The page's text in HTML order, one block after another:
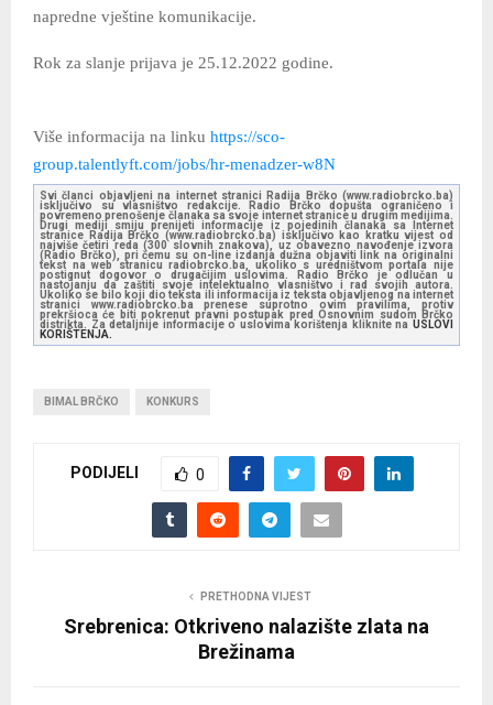
napredne vještine komunikacije.
Rok za slanje prijava je 25.12.2022 godine.
Više informacija na linku https://sco-
group.talentlyft.com/jobs/hr-menadzer-w8N
Svi članci objavljeni na internet stranici Radija Brčko (www.radiobrcko.ba)
isključivo su vlasništvo redakcije. Radio Brčko dopušta ograničeno i
povremeno prenošenje članaka sa svoje internet stranice u drugim medijima.
Drugi mediji smiju prenijeti informacije iz pojedinih članaka sa Internet
stranice Radija Brčko (www.radiobrcko.ba) isključivo kao kratku vijest od
najviše četiri reda (300 slovnih znakova), uz obavezno navođenje izvora
(Radio Brčko), pri čemu su on-line izdanja dužna objaviti link na originalni
tekst na web stranicu radiobrcko.ba, ukoliko s uredništvom portala nije
postignut dogovor o drugačijim uslovima. Radio Brčko je odlučan u
nastojanju da zaštiti svoje intelektualno vlasništvo i rad svojih autora.
Ukoliko se bilo koji dio teksta ili informacija iz teksta objavljenog na internet
stranici www.radiobrcko.ba prenese suprotno ovim pravilima, protiv
prekršioca će biti pokrenut pravni postupak pred Osnovnim sudom Brčko
distrikta. Za detaljnije informacije o uslovima korištenja kliknite na USLOVI
KORIŠTENJA.
BIMAL BRČKO KONKURS
PODIJELI 0
PRETHODNA VIJEST
Srebrenica: Otkriveno nalazište zlata na
Brežinama